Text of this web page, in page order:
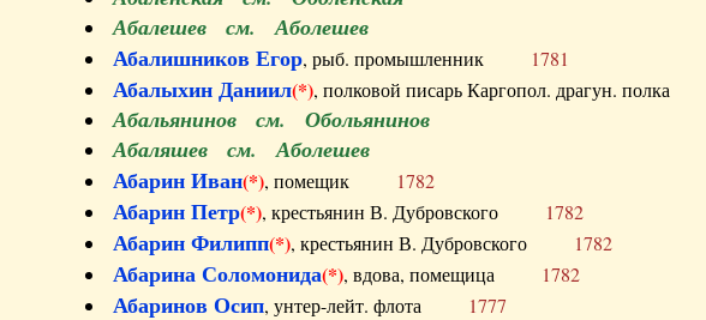
Абалешев см. Аболешев
Абалишников Егор, рыб. промышленник 1781
Абалыхин Даниил(*), полковой писарь Каргопол. драгун. полка
Абальянинов см. Обольянинов
Абаляшев см. Аболешев
Абарин Иван(*), помещик 1782
Абарин Петр(*), крестьянин В. Дубровского 1782
Абарин Филипп(*), крестьянин В. Дубровского 1782
Абарина Соломонида(*), вдова, помещица 1782
Абаринов Осип, унтер-лейт. флота 1777